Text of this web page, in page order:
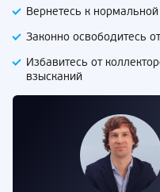
Вернетесь к
Законно освободитесь
Избавитесь от
взысканий